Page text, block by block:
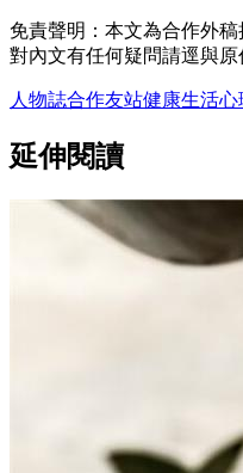
免責聲明：本文為合作外
對內文有任何疑問請逕與原
人物誌合作友站健康生活心
延伸閱讀